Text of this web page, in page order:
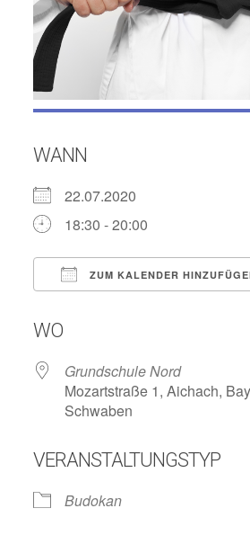
WANN
22.07.2020
18:30 - 20:00
ZUM KALENDER
WO
Grundschule Nord
Mozartstraße 1, Aichach,
Schwaben
VERANSTALTUNGSTYP
Budokan